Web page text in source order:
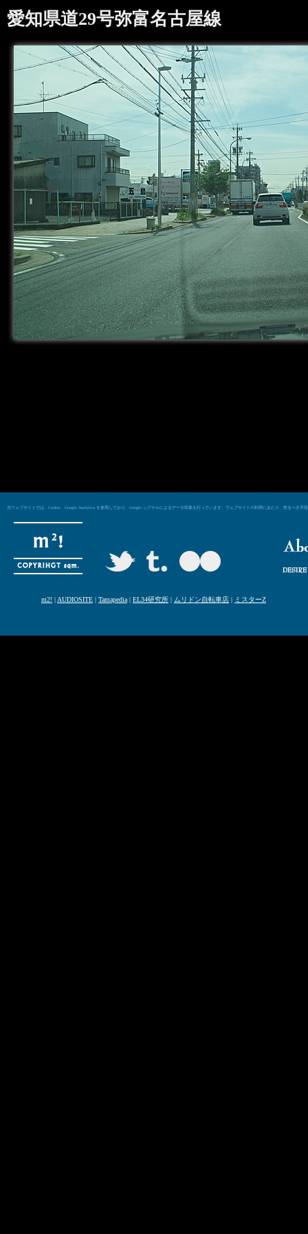
愛知県道29号弥富名古屋線
当ウェブサイトでは、Cookie、Google Analytics を使用しており、Google シグナルによるデータ収集を行っています。ウェブサイトの利用にあたり、然るべき
m2! | AUDIOSITE | Tamapedia | EL34研究所 | ムリドン自転車店 | ミスターZ